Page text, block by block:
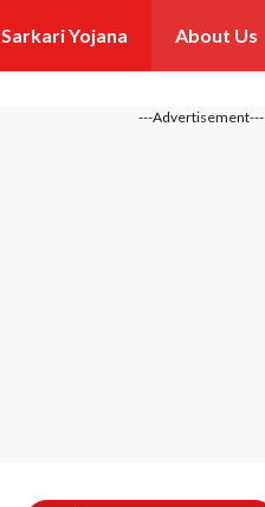
Sarkari Yojana About Us
---Advertisement---